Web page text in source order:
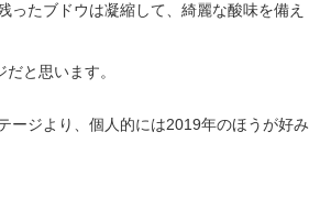
たブドウは凝縮して、綺麗な酸味を備え
と思います。
ージより、個人的には2019年のほうが好み